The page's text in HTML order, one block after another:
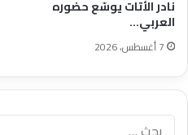
نادر الأتات يوسّع حضوره
العربي…
7 أغسطس، 2026